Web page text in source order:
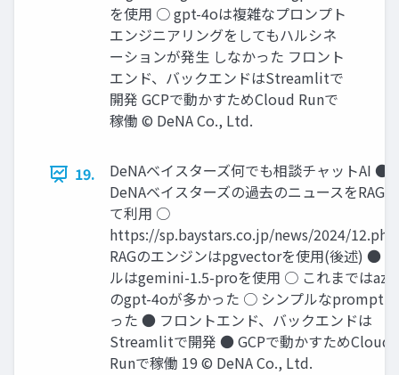
を使⽤ ○ gpt-4oは複雑なプロンプト
エンジニアリングをしてもハルシネ
ーションが発⽣ しなかった フロント
エンド、バックエンドはStreamlitで
開発 GCPで動かすためCloud Runで
稼働 © DeNA Co., Ltd.
19.
DeNAベイスターズ何でも相談チャットAI ●
DeNAベイスターズの過去のニュースをRAG
て利⽤ ○
https://sp.baystars.co.jp/news/2024/
RAGのエンジンはpgvectorを使⽤(後述) ●
ルはgemini-1.5-proを使⽤ ○ これまでは
のgpt-4oが多かった ○ シンプルなprompt
った ● フロントエンド、バックエンドは
Streamlitで開発 ● GCPで動かすためCloud
Runで稼働 19 © DeNA Co., Ltd.